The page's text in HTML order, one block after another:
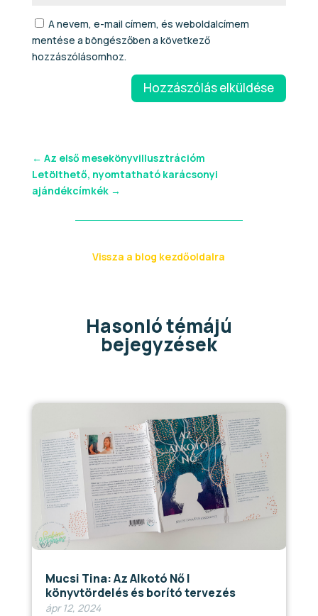
A nevem, e-mail címem, és weboldalcímem
mentése a böngészőben a következő
hozzászólásomhoz.
Hozzászólás elküldése
← Az első mesekönyvillusztrációm
Letölthető, nyomtatható karácsonyi
ajándékcímkék→
Vissza a blog kezdőoldalra
Hasonló témájú
bejegyzések
Mucsi Tina: Az Alkotó Nő |
könyvtördelés és borító tervezés
ápr 12, 2024